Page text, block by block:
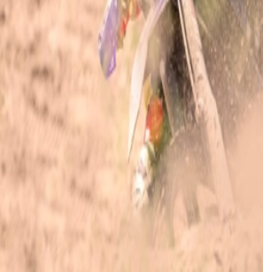
Mot de passe oublié ?
Connexion Pas de compte ? Inscrivez-